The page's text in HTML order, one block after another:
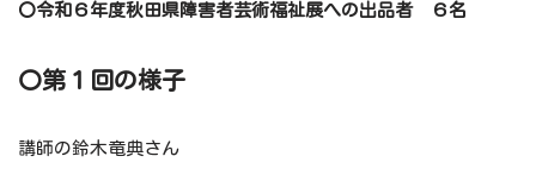
〇令和６年度秋田県障害者芸術福祉展への出品者 ６名
〇第１回の様子
講師の鈴木竜典さん